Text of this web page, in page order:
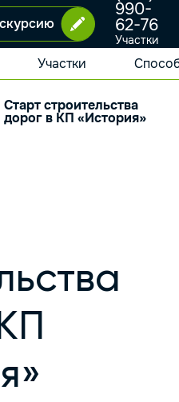
990-
62-76
Участки
и дома
Участки
Старт строительства
дорог в КП «История»